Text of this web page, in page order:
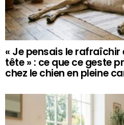
« Je pensais le
tête » : ce que ce geste
chez le chien en pleine